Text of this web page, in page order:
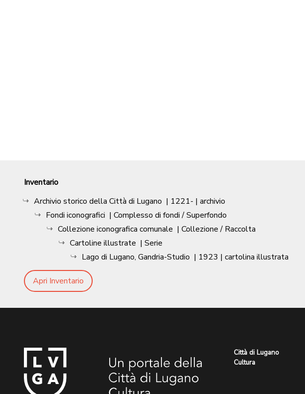
Inventario
Archivio storico della Città di Lugano | 1221- | archivio
Fondi iconografici | Complesso di fondi / Superfondo
Collezione iconografica comunale | Collezione / Raccolta
Cartoline illustrate | Serie
Lago di Lugano, Gandria-Studio | 1923 | cartolina illustrata
Apri Inventario
Città di Lugano
Cultura